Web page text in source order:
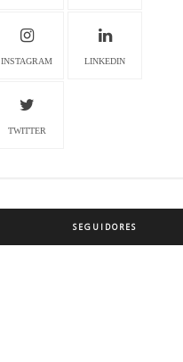
INSTAGRAM LINKEDIN
TWITTER
SEGUIDORES